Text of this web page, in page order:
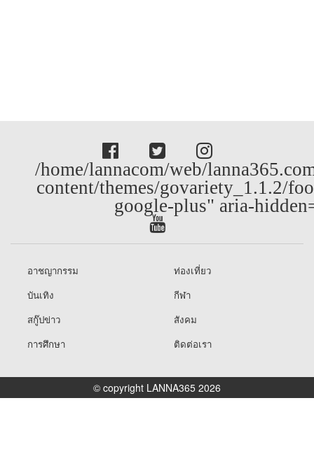
/home/lannacom/web/
content/themes/govariety_1.1.2/
google-plus" aria-
อาชญากรรม
ท่องเที่ยว
บันเทิง
กีฬา
สกู๊ปข่าว
สังคม
การศึกษา
ติดต่อเรา
© copyright LANNA365 2026